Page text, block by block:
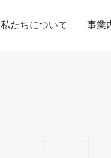
私たちについて 事業